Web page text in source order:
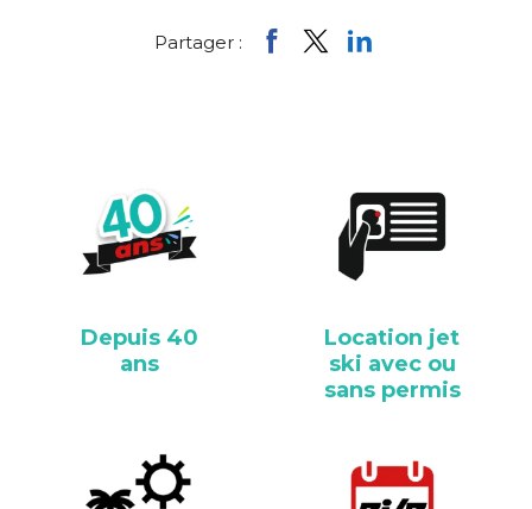
Partager :
Depuis 40
ans
Location jet
ski avec ou
sans permis